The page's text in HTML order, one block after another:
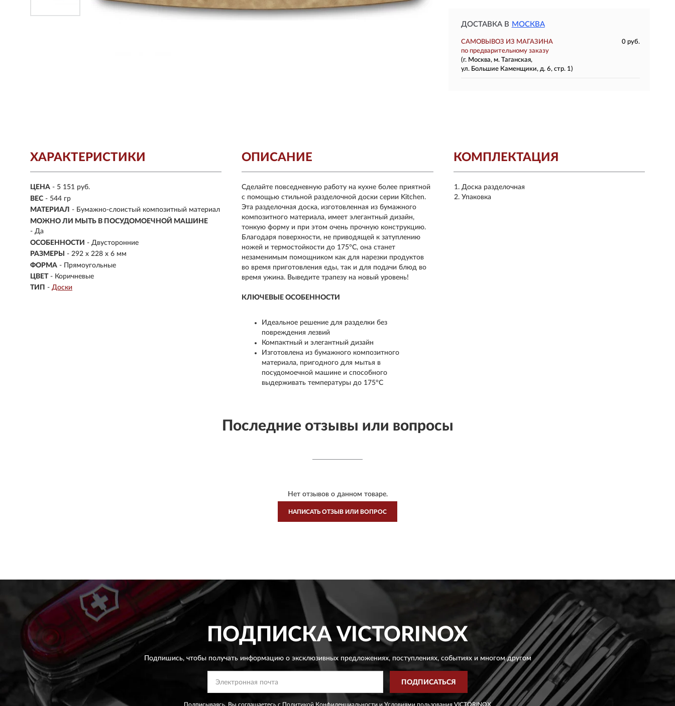
ДОСТАВКА В МОСКВА
САМОВЫВОЗ ИЗ МАГАЗИНА
0 руб.
по предварительному заказу
(г. Москва, м. Таганская,
ул. Большие Каменщики, д. 6, стр. 1)
ХАРАКТЕРИСТИКИ
ЦЕНА - 5 151 руб.
ВЕС - 544 гр
МАТЕРИАЛ - Бумажно-слоистый композитный материал
МОЖНО ЛИ МЫТЬ В ПОСУДОМОЕЧНОЙ МАШИНЕ
- Да
ОСОБЕННОСТИ - Двусторонние
РАЗМЕРЫ
- 292 x 228 x 6 мм
ФОРМА - Прямоугольные
ЦВЕТ - Коричневые
ТИП - Доски
КОМПЛЕКТАЦИЯ
Доска разделочная
Упаковка
ОПИСАНИЕ
Сделайте повседневную работу на кухне более приятной
с помощью стильной разделочной доски серии Kitchen.
Эта разделочная доска, изготовленная из бумажного
композитного материала, имеет элегантный дизайн,
тонкую форму и при этом очень прочную конструкцию.
Благодаря поверхности, не приводящей к затуплению
ножей и термостойкости до 175°C, она станет
незаменимым помощником как для нарезки продуктов
во время приготовления еды, так и для подачи блюд во
время ужина. Выведите трапезу на новый уровень!
КЛЮЧЕВЫЕ ОСОБЕННОСТИ
Идеальное решение для разделки без
повреждения лезвий
Компактный и элегантный дизайн
Изготовлена из бумажного композитного
материала, пригодного для мытья в
посудомоечной машине и способного
выдерживать температуры до 175°C
Последние отзывы или вопросы
Нет отзывов о данном товаре.
НАПИСАТЬ ОТЗЫВ ИЛИ ВОПРОС
ПОДПИСКАVICTORINOX
Подпишись, чтобы получать информацию о эксклюзивных предложениях,поступлениях, событиях и многом другом
ПОДПИСАТЬСЯ
Подписываясь, Вы соглашаетесь с Политикой Конфиденциальности и Условиями пользования VICTORINOX